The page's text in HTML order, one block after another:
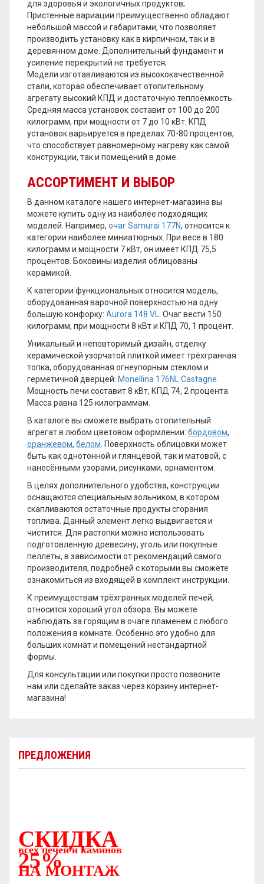
ПРЕДЛОЖЕНИЯ
СКИДКА
всех печей и каминов
25%
НА МОНТАЖ
для здоровья и экологичных продуктов;
Пристенные вариации преимущественно обладают
небольшой массой и габаритами, что позволяет
производить установку как в кирпичном, так и в
деревянном доме. Дополнительный фундамент и
усиление перекрытий не требуется;
Модели изготавливаются из высококачественной
стали, которая обеспечивает отопительному
агрегату высокий КПД и достаточную теплоёмкость.
Средняя масса установок составит от 100 до 200
килограмм, при мощности от 7 до 10 кВт. КПД
установок варьируется в пределах 70-80 процентов,
что способствует равномерному нагреву как самой
конструкции, так и помещений в доме.
АССОРТИМЕНТ И ВЫБОР
В данном каталоге нашего интернет-магазина вы
можете купить одну из наиболее подходящих
моделей. Например, очаг Samurai 177N, относится к
категории наиболее миниатюрных. При весе в 180
килограмм и мощности 7 кВт, он имеет КПД 75,5
процентов. Боковины изделия облицованы
керамикой.
К категории функциональных относится модель,
оборудованная варочной поверхностью на одну
большую конфорку: Aurora 148 VL
. Очаг вести 150
килограмм, при мощности 8 кВт и КПД 70, 1 процент.
Уникальный и неповторимый дизайн, отделку
керамической узорчатой плиткой имеет трёхгранная
топка, оборудованная огнеупорным стеклом и
герметичной дверцей: Monellina 176NL Castagne
Мощность печи составит 8 кВт, КПД 74, 2 процента.
Масса равна 125 килограммам.
В каталоге вы сможете выбрать отопительный
агрегат в любом цветовом оформлении: бордовом,
оранжевом, белом . Поверхность облицовки может
быть как однотонной и глянцевой, так и матовой, с
нанесёнными узорами, рисунками, орнаментом.
В целях дополнительного удобства, конструкции
оснащаются специальным зольником, в котором
скапливаются остаточные продукты сгорания
топлива. Данный элемент легко выдвигается и
чистится. Для растопки можно использовать
подготовленную древесину, уголь или покупные
пеллеты, в зависимости от рекомендаций самого
производителя, подробней с которыми вы сможете
ознакомиться из входящей в комплект инструкции.
К преимуществам трёхгранных моделей печей,
относится хороший угол обзора. Вы можете
наблюдать за горящим в очаге пламенем с любого
положения в комнате. Особенно это удобно для
больших комнат и помещений нестандартной
формы.
Для консультации или покупки просто позвоните
нам или сделайте заказ через корзину интернет-
магазина!